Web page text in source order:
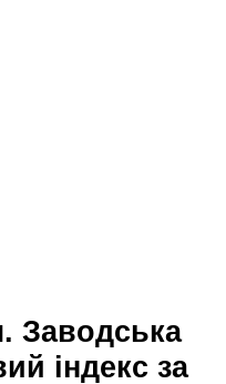
індекс за